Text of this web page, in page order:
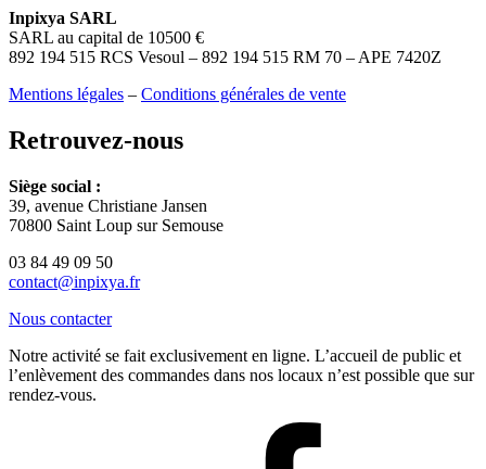
Inpixya SARL
SARL au capital de 10500 €
892 194 515 RCS Vesoul – 892 194 515 RM 70 – APE 7420Z
Mentions légales – Conditions générales de vente
Retrouvez-nous
Siège social :
39, avenue Christiane Jansen
70800 Saint Loup sur Semouse
03 84 49 09 50
contact@inpixya.fr
Nous contacter
Notre activité se fait exclusivement en ligne. L’accueil de public et
l’enlèvement des commandes dans nos locaux n’est possible que sur
rendez-vous.